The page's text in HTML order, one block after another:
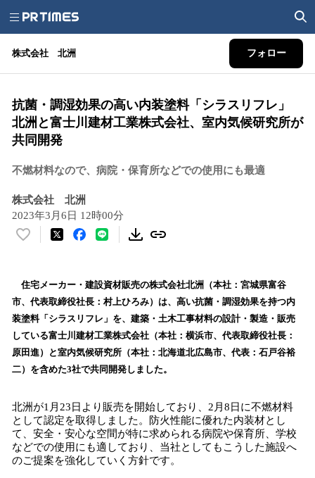
株式会社 北洲 フォロー
抗菌・調湿効果の高い内装塗料「シラスリフレ」
北洲と富士川建材工業株式会社、室内気候研究所が
共同開発
不燃材料なので、病院・保育所などでの使用にも最適
株式会社 北洲
2023年3月6日 12時00分
い
！
数
を
読
込
み
で
す
住宅メーカー・建設資材販売の株式会社北洲（本社：宮城県富谷
市、代表取締役社長：村上ひろみ）は、高い抗菌・調湿効果を持つ内
装塗料「シラスリフレ」を、建築・土木工事材料の設計・製造・販売
している富士川建材工業株式会社（本社：横浜市、代表取締役社長：
原田進）と室内気候研究所（本社：北海道北広島市、代表：石戸谷裕
二）を含めた3社で共同開発しました。
北洲が1月23日より販売を開始しており、2月8日に不燃材料
として認定を取得しました。防火性能に優れた内装材とし
て、安全・安心な空間が特に求められる病院や保育所、学校
などでの使用にも適しており、当社としてもこうした施設へ
のご提案を強化していく方針です。